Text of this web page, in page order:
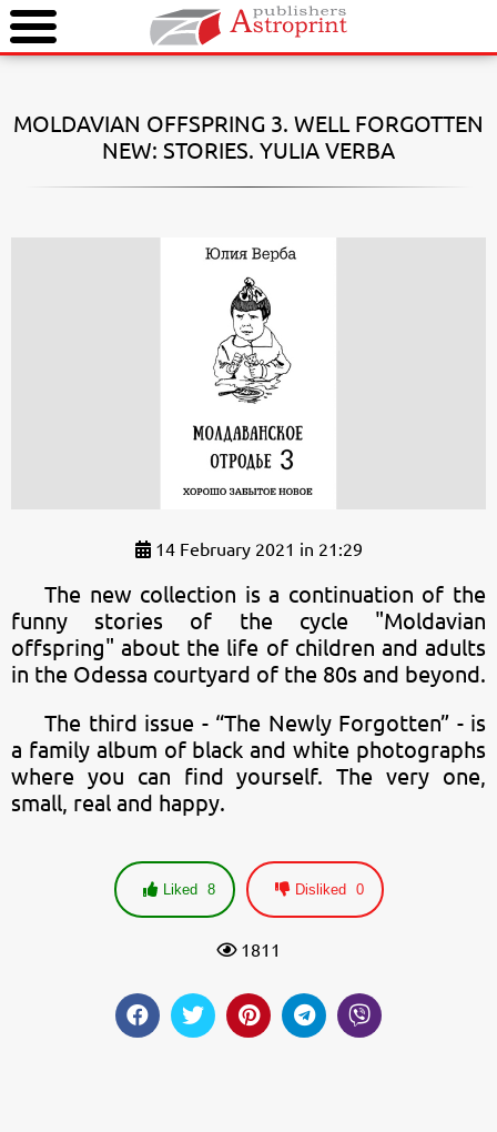
MOLDAVIAN OFFSPRING 3. WELL FORGOTTEN
NEW: STORIES. YULIA VERBA
14 February 2021 in 21:29
The new collection is a continuation of the
funny stories of the cycle "Moldavian
offspring" about the life of children and adults
in the Odessa courtyard of the 80s and beyond.
The third issue - “The Newly Forgotten” - is
a family album of black and white photographs
where you can find yourself. The very one,
small, real and happy.
Liked 8 Disliked 0
1811